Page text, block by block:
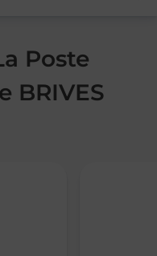
Poste
BRIVES